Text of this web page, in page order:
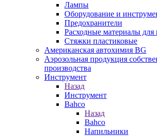
Лампы
Оборудование и
Предохранители
Расходные материалы для
Стяжки пластиковые
Американская автохимия BG
Аэрозольная продукция
производства
Инструмент
Назад
Инструмент
Bahco
Назад
Bahco
Напильники